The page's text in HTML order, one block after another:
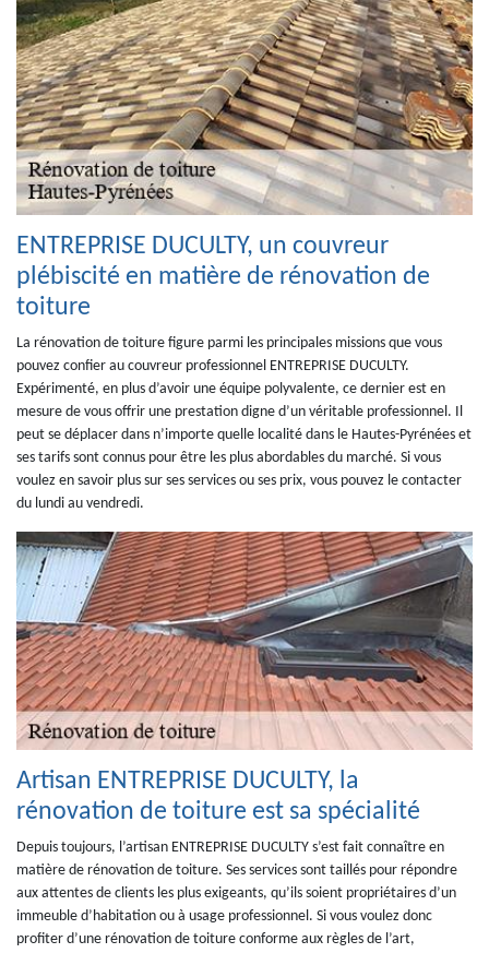
ENTREPRISE DUCULTY, un couvreur
plébiscité en matière de rénovation de
toiture
La rénovation de toiture figure parmi les principales missions que vous
pouvez confier au couvreur professionnel ENTREPRISE DUCULTY.
Expérimenté, en plus d’avoir une équipe polyvalente, ce dernier est en
mesure de vous offrir une prestation digne d’un véritable professionnel. Il
peut se déplacer dans n’importe quelle localité dans le Hautes-Pyrénées et
ses tarifs sont connus pour être les plus abordables du marché. Si vous
voulez en savoir plus sur ses services ou ses prix, vous pouvez le contacter
du lundi au vendredi.
Artisan ENTREPRISE DUCULTY, la
rénovation de toiture est sa spécialité
Depuis toujours, l’artisan ENTREPRISE DUCULTY s’est fait connaître en
matière de rénovation de toiture. Ses services sont taillés pour répondre
aux attentes de clients les plus exigeants, qu’ils soient propriétaires d’un
immeuble d’habitation ou à usage professionnel. Si vous voulez donc
profiter d’une rénovation de toiture conforme aux règles de l’art,